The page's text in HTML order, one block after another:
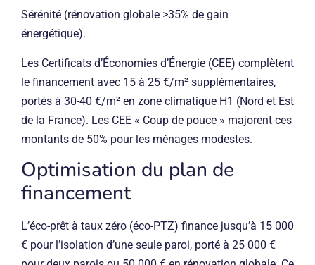
Sérénité (rénovation globale >35% de gain
énergétique).
Les Certificats d’Économies d’Énergie (CEE) complètent
le financement avec 15 à 25 €/m² supplémentaires,
portés à 30-40 €/m² en zone climatique H1 (Nord et Est
de la France). Les CEE « Coup de pouce » majorent ces
montants de 50% pour les ménages modestes.
Optimisation du plan de
financement
L’éco-prêt à taux zéro (éco-PTZ) finance jusqu’à 15 000
€ pour l’isolation d’une seule paroi, porté à 25 000 €